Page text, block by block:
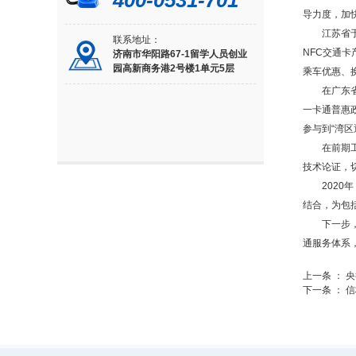
联系地址：
济南市华阳路67-1留学人员创业
园高新商务港2号楼1单元5层
导力度，加
江苏省
NFC交通卡
乘车优惠、
在广东
一卡通普惠
参与到“湾
在前期
技术论证，
2020年
结合，为包
下一步
通服务体系
上一条 ：
下一条 ：